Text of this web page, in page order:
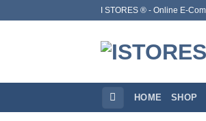
I STORES ® - Online E-
HOME SHOP